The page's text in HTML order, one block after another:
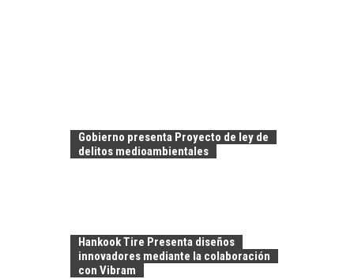
Gobierno presenta Proyecto de ley de
delitos medioambientales
Hankook Tire Presenta diseños
innovadores mediante la colaboración
con Vibram